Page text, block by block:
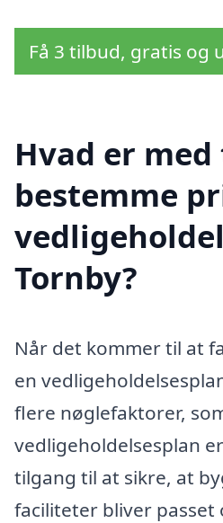
Få 3 tilbud, gratis og
Hvad er
bestemme
Tornby?
Når det kommer til at
en
flere nøglefaktorer,
vedligeholdelsesplan
tilgang til at sikre, at
faciliteter bliver passet